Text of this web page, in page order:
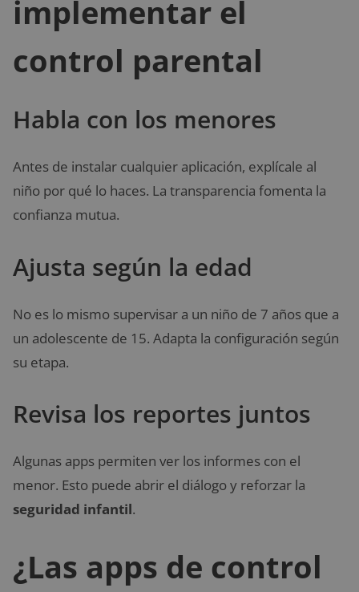
implementar el
control parental
Habla con los menores
Antes de instalar cualquier aplicación, explícale al
niño por qué lo haces. La transparencia fomenta la
confianza mutua.
Ajusta según la edad
No es lo mismo supervisar a un niño de 7 años que a
un adolescente de 15. Adapta la configuración según
su etapa.
Revisa los reportes juntos
Algunas apps permiten ver los informes con el
menor. Esto puede abrir el diálogo y reforzar la
seguridad infantil.
¿Las apps de control